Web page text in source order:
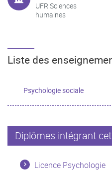
UFR Sciences
humaines
Liste des
Psychologie sociale
Diplômes intégrant
Licence Psychologie